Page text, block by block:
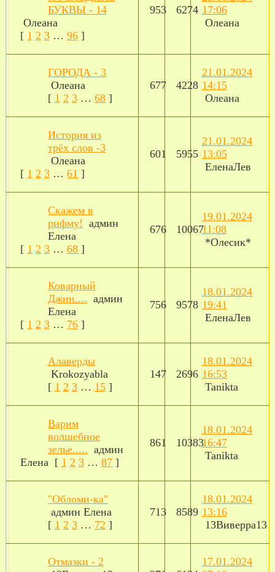
БУКВЫ - 14
Олеана
[ 1 2 3 … 96 ]
953 6274 17:06
Олеана
ГОРОДА - 3
Олеана
[ 1 2 3 … 68 ]
677 4228
21.01.2024
14:15
Олеана
История из
трёх слов -3
Олеана
[ 1 2 3 … 61 ]
601 5955
21.01.2024
13:05
ЕленаЛев
Скажем в
рифму! админ
Елена
[ 1 2 3 … 68 ]
676 10067
19.01.2024
11:08
*Олесик*
Коварный
Джин.... админ
Елена
[ 1 2 3 … 76 ]
756 9578
18.01.2024
19:41
ЕленаЛев
Алаверды
Krokozyabla
[ 1 2 3 … 15 ]
147 2696
18.01.2024
16:53
Tanikta
Варим
волшебное
зелье..... админ
Елена [ 1 2 3 … 87 ]
861 10383
18.01.2024
16:47
Tanikta
"Обломи-ка"
админ Елена
[ 1 2 3 … 72 ]
713 8589
18.01.2024
13:16
13Виверра13
Отмазки - 2
17.01.2024